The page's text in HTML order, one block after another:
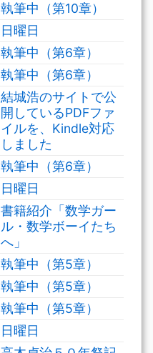
執筆中（第10章）
日曜日
執筆中（第6章）
執筆中（第6章）
結城浩のサイトで公
開しているPDFファ
イルを、Kindle対応
しました
執筆中（第6章）
日曜日
書籍紹介「数学ガー
ル・数学ボーイたち
へ」
執筆中（第5章）
執筆中（第5章）
執筆中（第5章）
日曜日